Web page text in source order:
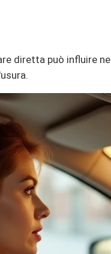
diretta può influire